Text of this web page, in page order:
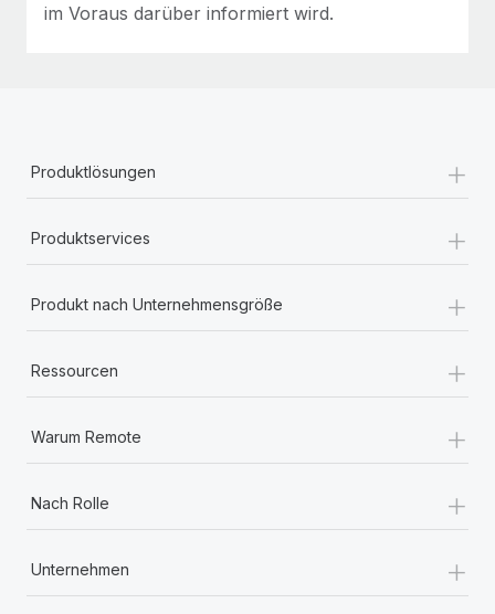
im Voraus darüber informiert wird.
Produktlösungen +
Produktservices +
Produkt nach Unternehmensgröße +
Ressourcen +
Warum Remote +
Nach Rolle +
Unternehmen
+